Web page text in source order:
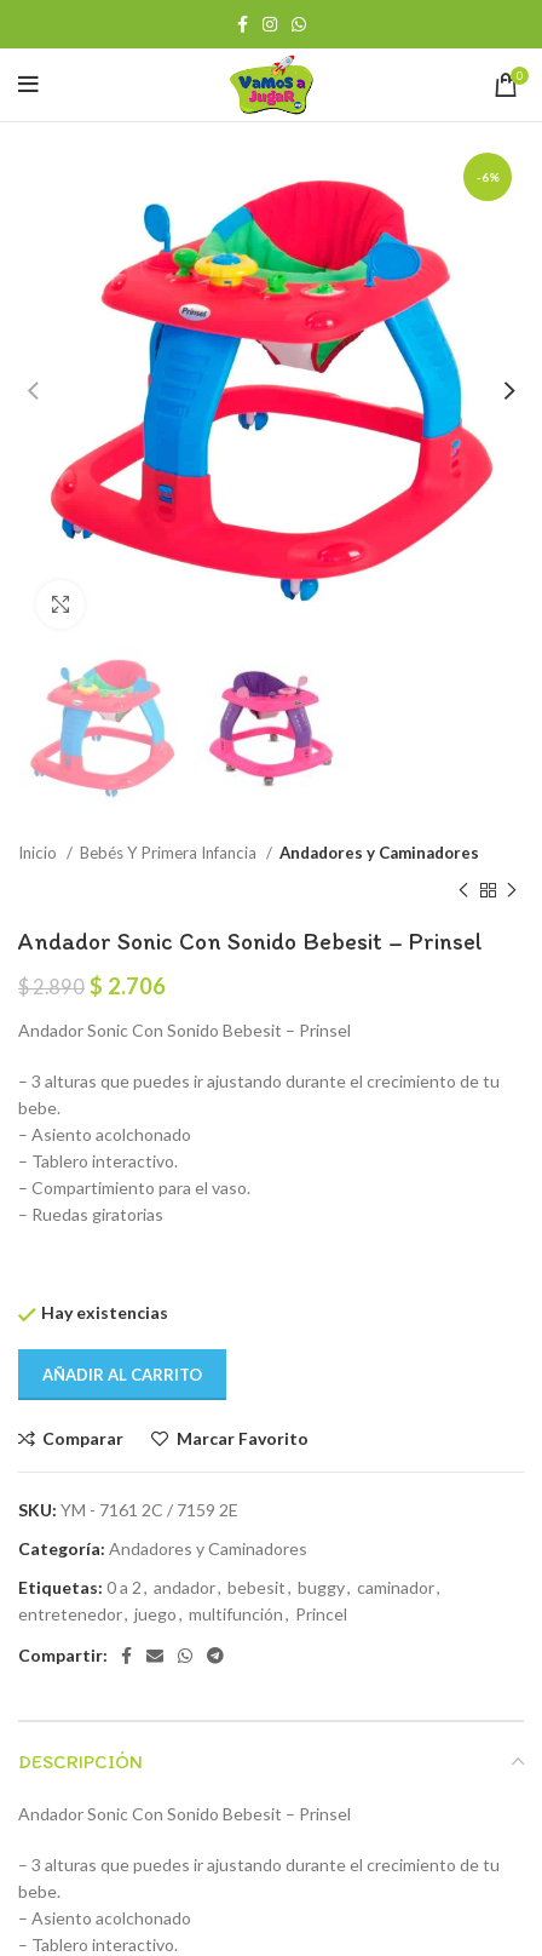
0
-6%
Inicio Bebés Y Primera Infancia Andadores y Caminadores
Andador Sonic Con Sonido Bebesit – Prinsel
$2.890 El
original
$ 2.890.
$ 2.706El
actual
$ 2.706.
Andador Sonic Con Sonido Bebesit – Prinsel
– 3 alturas que puedes ir ajustando durante el crecimiento de tu
bebe.
– Asiento acolchonado
– Tablero interactivo.
– Compartimiento para el vaso.
– Ruedas giratorias
Hay existencias
AÑADIR AL CARRITO
Comparar Marcar Favorito
SKU: YM - 7161 2C / 7159 2E
Categoría: Andadores y Caminadores
Etiquetas: 0 a 2, andador, bebesit, buggy, caminador,
entretenedor, juego, multifunción, Princel
Compartir:
DESCRIPCIÓN
Andador Sonic Con Sonido Bebesit – Prinsel
– 3 alturas que puedes ir ajustando durante el crecimiento de tu
bebe.
– Asiento acolchonado
– Tablero interactivo.